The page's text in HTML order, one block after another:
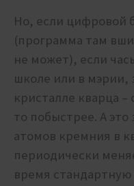
Но, если цифровой
(программа там
не может), если
школе или в мэрии,
кристалле кварца
то побыстрее. А
атомов кремния в
периодически
время стандартную